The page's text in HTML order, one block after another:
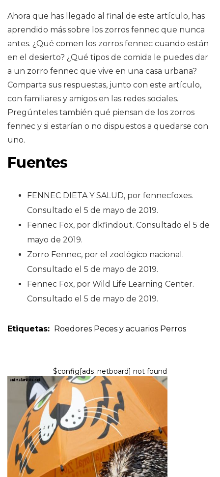
Ahora que has llegado al final de este artículo, has
aprendido más sobre los zorros fennec que nunca
antes. ¿Qué comen los zorros fennec cuando están
en el desierto? ¿Qué tipos de comida le puedes dar
a un zorro fennec que vive en una casa urbana?
Comparta sus respuestas, junto con este artículo,
con familiares y amigos en las redes sociales.
Pregúnteles también qué piensan de los zorros
fennec y si estarían o no dispuestos a quedarse con
uno.
Fuentes
FENNEC DIETA Y SALUD, por fennecfoxes.
Consultado el 5 de mayo de 2019.
Fennec Fox, por dkfindout. Consultado el 5 de
mayo de 2019.
Zorro Fennec, por el zoológico nacional.
Consultado el 5 de mayo de 2019.
Fennec Fox, por Wild Life Learning Center.
Consultado el 5 de mayo de 2019.
Etiquetas: Roedores Peces y acuarios Perros
$config[ads_netboard] not found
MASCOTAS EXOTICAS